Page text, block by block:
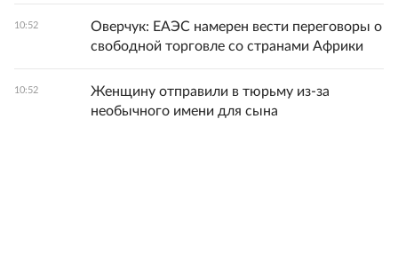
10:52
Оверчук: ЕАЭС намерен вести переговоры о
свободной торговле со странами Африки
10:52
Женщину отправили в тюрьму из-за
необычного имени для сына